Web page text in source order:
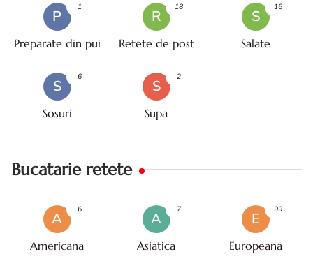
P
Preparate din pui
1
R
Retete de post
18
S
Salate
16
S
Sosuri
6
S
Supa
2
Bucatarie retete
A
Americana
6
A
Asiatica
7
E
Europeana
99